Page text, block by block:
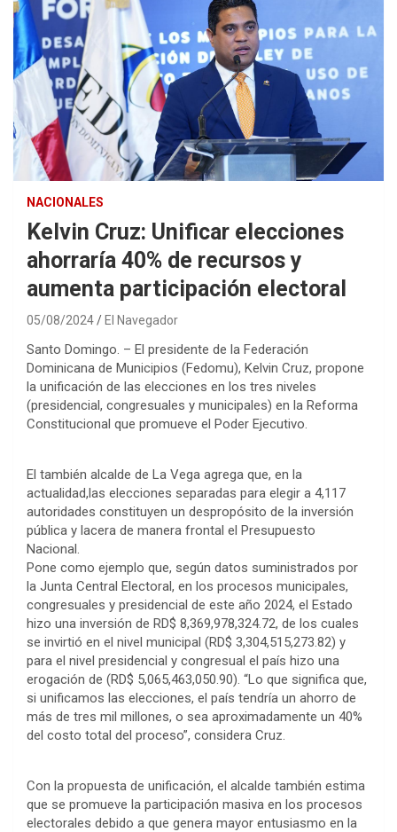
NACIONALES
Kelvin Cruz: Unificar elecciones
ahorraría 40% de recursos y
aumenta participación electoral
05/08/2024 El Navegador
Santo Domingo. – El presidente de la Federación
Dominicana de Municipios (Fedomu), Kelvin Cruz, propone
la unificación de las elecciones en los tres niveles
(presidencial, congresuales y municipales) en la Reforma
Constitucional que promueve el Poder Ejecutivo.
El también alcalde de La Vega agrega que, en la
actualidad,las elecciones separadas para elegir a 4,117
autoridades constituyen un despropósito de la inversión
pública y lacera de manera frontal el Presupuesto
Nacional.
Pone como ejemplo que, según datos suministrados por
la Junta Central Electoral, en los procesos municipales,
congresuales y presidencial de este año 2024, el Estado
hizo una inversión de RD$ 8,369,978,324.72, de los cuales
se invirtió en el nivel municipal (RD$ 3,304,515,273.82) y
para el nivel presidencial y congresual el país hizo una
erogación de (RD$ 5,065,463,050.90). “Lo que significa que,
si unificamos las elecciones, el país tendría un ahorro de
más de tres mil millones, o sea aproximadamente un 40%
del costo total del proceso”, considera Cruz.
Con la propuesta de unificación, el alcalde también estima
que se promueve la participación masiva en los procesos
electorales debido a que genera mayor entusiasmo en la